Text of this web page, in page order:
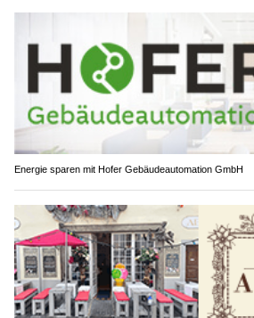
Energie sparen mit Hofer Gebäudeautomation GmbH